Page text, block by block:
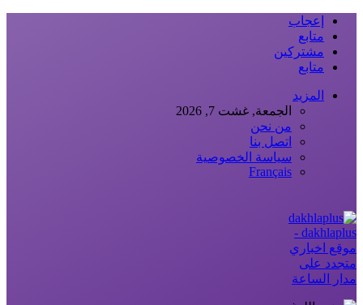
إعجاب
متابع
مشتركين
متابع
المزيد
الجمعة, غشت 7, 2026
من نحن
اتصل بنا
سياسة الخصوصية
Français
dakhlaplus -
موقع اخباري
متجدد على
مدار الساعة